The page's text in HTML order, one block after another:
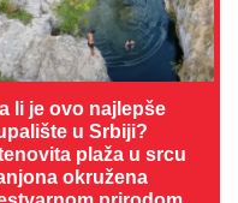
li je ovo najlepše
u Srbiji?
plaža u srcu
okružena